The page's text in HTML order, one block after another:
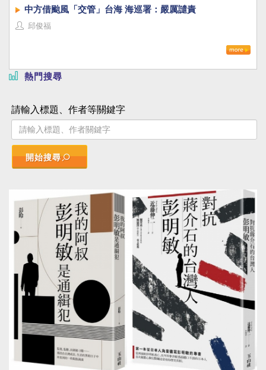
中方借颱風「交管」台海 海巡署：嚴厲譴責
邱俊福
熱門搜尋
請輸入標題、作者等關鍵字
開始搜尋